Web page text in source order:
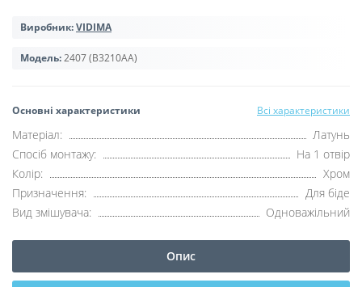
Виробник:VIDIMA
Модель:2407 (B3210AA)
Основні характеристики Всі характеристики
Матеріал:
Латунь
Спосіб монтажу:
На 1 отвір
Колір:
Хром
Призначення:
Для біде
Вид змішувача:
Одноважільний
Опис